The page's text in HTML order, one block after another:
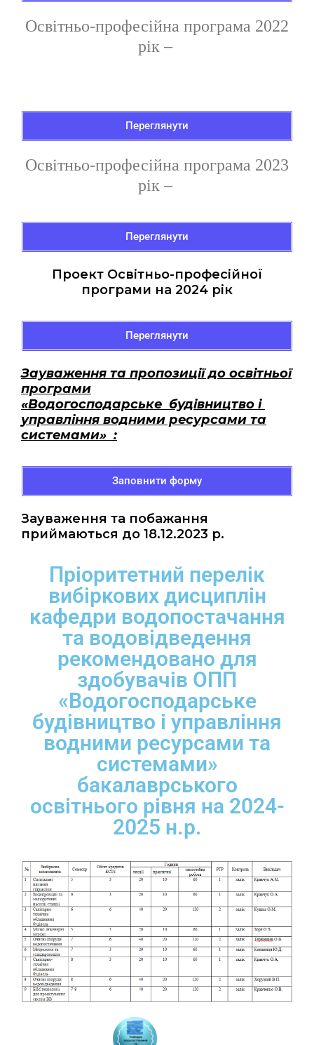
Освітньо-професійна програма 2022
рік –
Переглянути
Освітньо-професійна програма 2023
рік –
Переглянути
Проект Освітньо-професійної
програми на 2024 рік
Переглянути
Зауваження та пропозиції до освітньої
програми
«Водогосподарське будівництво і
управління водними ресурсами та
системами» :
Заповнити форму
Зауваження та побажання
приймаються до 18.12.2023 р.
Пріоритетний перелік
вибіркових дисциплін
кафедри водопостачання
та водовідведення
рекомендовано для
здобувачів ОПП
«Водогосподарське
будівництво і управління
водними ресурсами та
системами»
бакалаврського
освітнього рівня на 2024-
2025 н.р.